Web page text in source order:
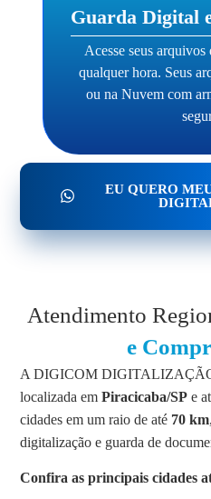
Guarda Digital
Acesse seus
qualquer hora. Seus
ou na Nuvem com
EU QUERO
Atendimento
e
A DIGICOM DIGITALIZAÇÃO
localizada emPiracicaba/SP e
cidades em um raio de até 70 km
digitalização e guarda de
Confira as principais cidades